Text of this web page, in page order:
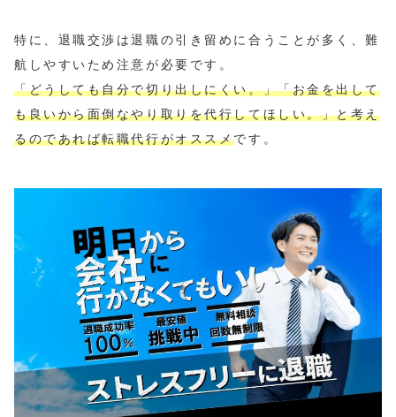
特に、退職交渉は退職の引き留めに合うことが多く、難
航しやすいため注意が必要です。
「どうしても自分で切り出しにくい。」「お金を出して
も良いから面倒なやり取りを代行してほしい。」と考え
るのであれば転職代行がオススメです。